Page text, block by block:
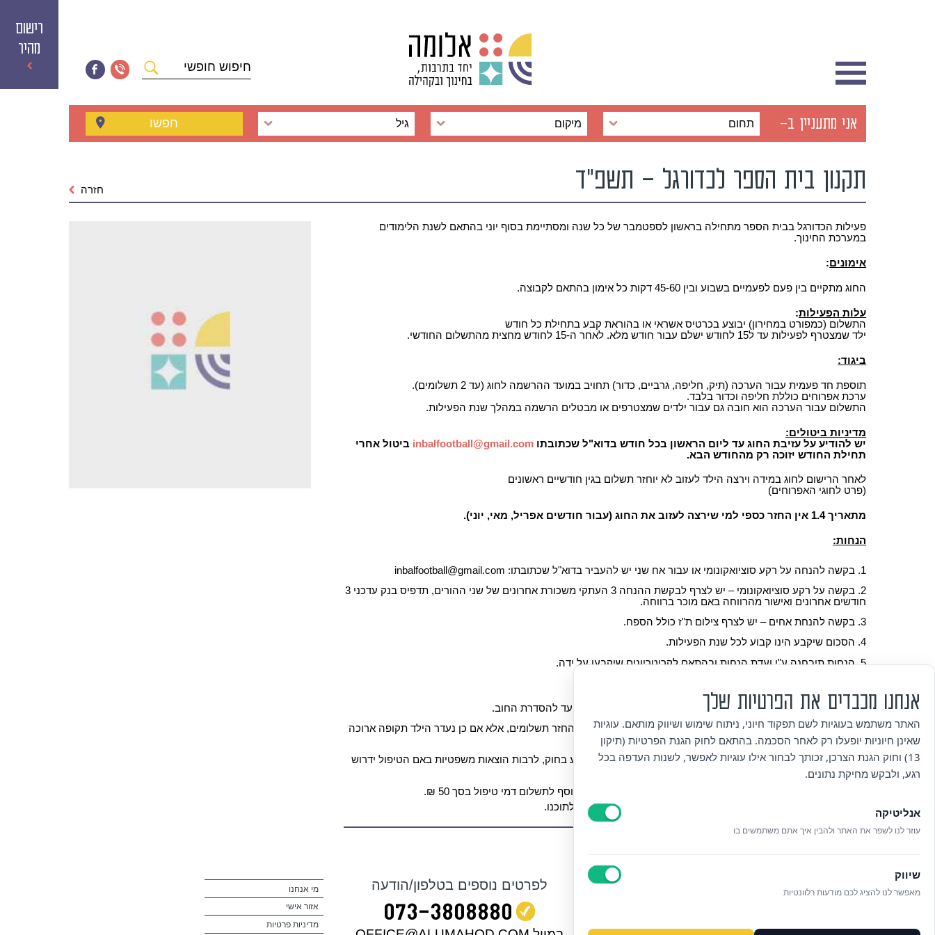
רישום
מהיר
חופשי
אני מתעניין ב- תחום מיקום גיל חפשו
תקנון בית הספר לכדורגל – תשפ"ד חזרה
פעילות הכדורגל בבית הספר מתחילה בראשון לספטמבר של כל שנה ומסתיימת בסוף יוני בהתאם לשנת הלימודים
במערכת החינוך.
אימונים:
החוג מתקיים בין פעם לפעמיים בשבוע ובין 45-60 דקות כל אימון בהתאם לקבוצה.
עלות הפעילות:
התשלום (כמפורט במחירון) יבוצע בכרטיס אשראי או בהוראת קבע בתחילת כל חודש
ילד שמצטרף לפעילות עד ל15 לחודש ישלם עבור חודש מלא. לאחר ה-15 לחודש מחצית מהתשלום החודשי.
ביגוד:
תוספת חד פעמית עבור הערכה (תיק, חליפה, גרביים, כדור) תחויב במועד ההרשמה לחוג (עד 2 תשלומים).
ערכת אפרוחים כוללת חליפה וכדור בלבד.
התשלום עבור הערכה הוא חובה גם עבור ילדים שמצטרפים או מבטלים הרשמה במהלך שנת הפעילות.
מדיניות ביטולים:
יש להודיע על עזיבת החוג עד ליום הראשון בכל חודש בדוא"ל שכתובתו inbalfootball@gmail.com ביטול אחרי
תחילת החודש יזוכה רק מהחודש הבא.
לאחר הרישום לחוג במידה וירצה הילד לעזוב לא יוחזר תשלום בגין חודשיים ראשונים
(פרט לחוגי האפרוחים)
מתאריך 1.4 אין החזר כספי למי שירצה לעזוב את החוג (עבור חודשים אפריל, מאי, יוני).
הנחות:
בקשה להנחה על רקע סוציואקונומי או עבור אח שני יש להעביר בדוא"ל שכתובתו: inbalfootball@gmail.com
בקשה על רקע סוציואקונומי – יש לצרף לבקשת ההנחה 3 העתקי משכורת אחרונים של שני ההורים, תדפיס בנק עדכני 3
חודשים אחרונים ואישור מהרווחה באם מוכר ברווחה.
בקשה להנחת אחים – יש לצרף צילום ת"ז כולל הספח.
הסכום שיקבע הינו קבוע לכל שנת הפעילות.
הנחות תיבחנה ע"י ועדת הנחות ובהתאם לקריטריונים שיקבעו על ידה.
נרשמים לחוג שיש להם חוב משנה שעברה לא יוכלו להירשם לחוג עד להסדרת החוב.
היעדרות מפעילות מפאת מחלה או מכל סיבה אחרת אינה מזכה בהחזר תשלומים, אלא אם כן נעדר הילד תקופה ארוכה
(מינימום חודש) ובאישור רפואי מותאם.
במידה ותשלום לא ישולם במועד יגרור הדבר תשלום פיגורים כקבוע בחוק, לרבות הוצאות משפטיות באם הטיפול ידרוש
נקיטה בהליכים משפטיים.
במידה והוראת הקבע/כרטיס אשראי לא יכובד מכל סיבה שהיא יתווסף לתשלום דמי טיפול בסך 50 ₪.
הריני מצהיר כי קראתי את התקנון כולו על כל סעיפיו וכי הנני מסכים לתוכנו.
לפרטים נוספים בטלפון/הודעה
073‭-‬3808880
מי אנחנו
אזור אישי
מדיניות פרטיות
אנחנו מכבדים את הפרטיות שלך
האתר משתמש בעוגיות לשם תפקוד חיוני, ניתוח שימוש ושיווק מותאם. עוגיות
שאינן חיוניות יופעלו רק לאחר הסכמה. בהתאם לחוק הגנת הפרטיות (תיקון
13) וחוק הגנת הצרכן, זכותך לבחור אילו עוגיות לאפשר, לשנות העדפה בכל
רגע, ולבקש מחיקת נתונים.
אנליטיקה
עוזר לנו לשפר את האתר ולהבין איך אתם משתמשים בו
שיווק
מאפשר לנו להציג לכם מודעות רלוונטיות